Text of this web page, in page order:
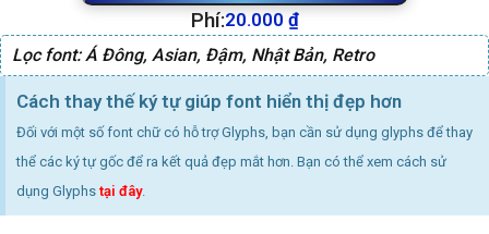
Phí:20.000 ₫
Lọc font:Á Đông, Asian, Đậm, Nhật Bản, Retro
Cách thay thế ký tự giúp font hiển thị đẹp hơn
Đối với một số font chữ có hỗ trợ Glyphs, bạn cần sử dụng glyphs để thay
thể các ký tự gốc để ra kết quả đẹp mắt hơn. Bạn có thể xem cách sử
dụng Glyphs tại đây.